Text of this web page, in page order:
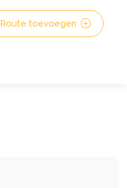
Route toevoegen